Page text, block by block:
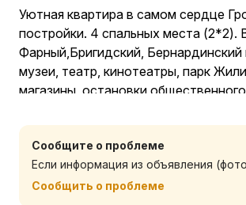
Уютная квартира в самом сердце
постройки. 4 спальных места
Фарный,Бригидский,
музеи, театр, кинотеатры, парк
магазины, остановки
Курение в квартире запрещено.
Максимальное количество гостей -
Сообщите о проблеме
Если информация из объявления
Сообщить о проблеме